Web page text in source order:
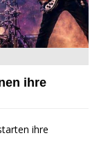
Summer Rock
ihre
ihre